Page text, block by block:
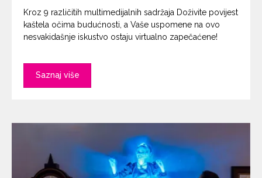
Kroz 9 različitih multimedijalnih sadržaja Doživite povijest
kaštela očima budućnosti, a Vaše uspomene na ovo
nesvakidašnje iskustvo ostaju virtualno zapečaćene!
Saznaj više